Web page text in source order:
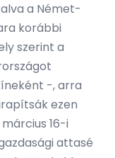
a Német-
korábbi
szerint a
-, arra
ezen
16-i
attasé